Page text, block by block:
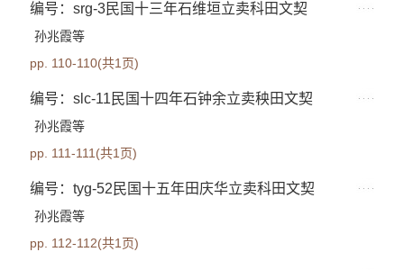
编号：srg-3民国十三年石维垣立卖科田文契
孙兆霞等
pp. 110-110(共1页)
编号：slc-11民国十四年石钟余立卖秧田文契
孙兆霞等
pp. 111-111(共1页)
编号：tyg-52民国十五年田庆华立卖科田文契
孙兆霞等
pp. 112-112(共1页)